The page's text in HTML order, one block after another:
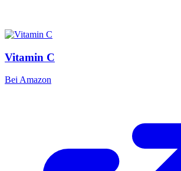
Vitamin C
Bei Amazon